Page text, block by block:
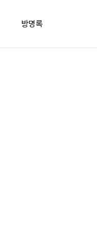
방명록